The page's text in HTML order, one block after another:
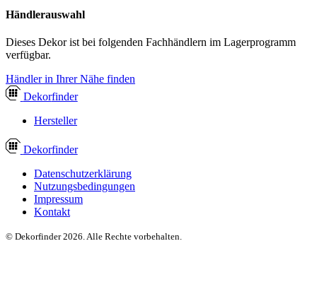
Händlerauswahl
Dieses Dekor ist bei folgenden Fachhändlern im Lagerprogramm
verfügbar.
Händler in Ihrer Nähe finden
Dekorfinder
Hersteller
Dekorfinder
Datenschutzerklärung
Nutzungsbedingungen
Impressum
Kontakt
© Dekorfinder 2026. Alle Rechte vorbehalten.